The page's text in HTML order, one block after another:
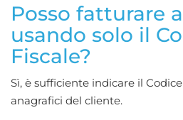
Posso fatturare
usando solo il
Fiscale?
Sì, è sufficiente indicare il
anagrafici del cliente.